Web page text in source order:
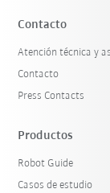
Contacto
Atención técnica y
Contacto
Press Contacts
Productos
Robot Guide
Casos de estudio